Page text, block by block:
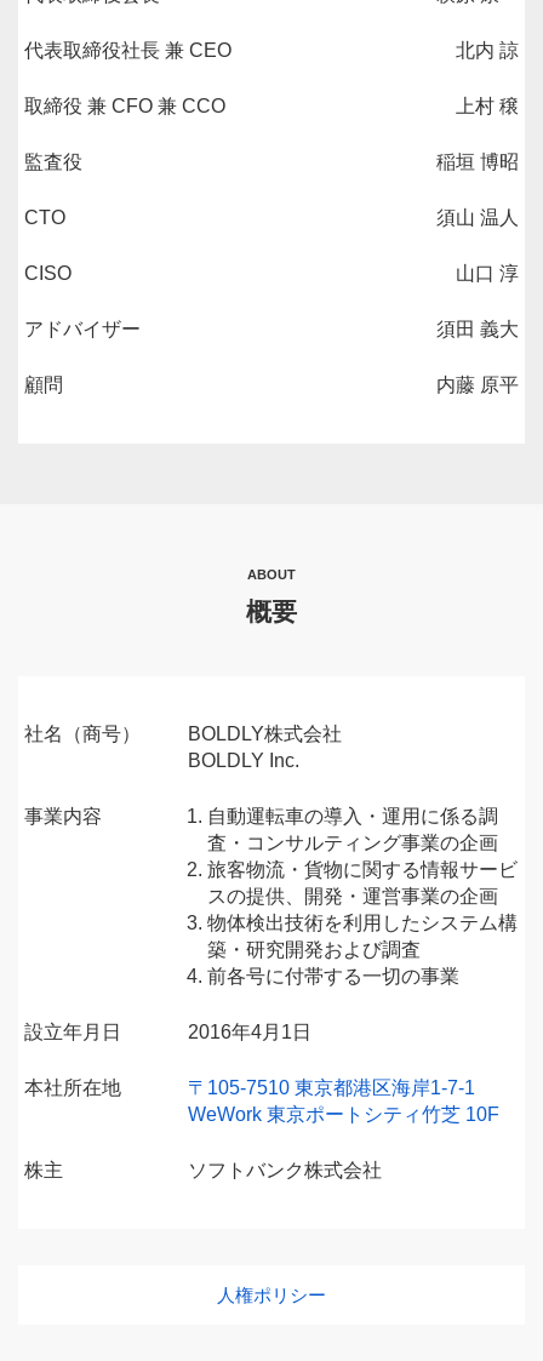
代表取締役社長 兼 CEO 北内 諒
取締役 兼 CFO 兼 CCO 上村 穣
監査役 稲垣 博昭
CTO 須山 温人
CISO 山口 淳
アドバイザー 須田 義大
顧問 内藤 原平
ABOUT
概要
社名（商号）
BOLDLY株式会社
BOLDLY Inc.
事業内容
自動運転車の導入・運用に係る調
査・コンサルティング事業の企画
旅客物流・貨物に関する情報サービ
スの提供、開発・運営事業の企画
物体検出技術を利用したシステム構
築・研究開発および調査
前各号に付帯する一切の事業
設立年月日 2016年4月1日
本社所在地
〒105-7510 東京都港区海岸1-7-1
WeWork 東京ポートシティ竹芝 10F
株主 ソフトバンク株式会社
人権ポリシー